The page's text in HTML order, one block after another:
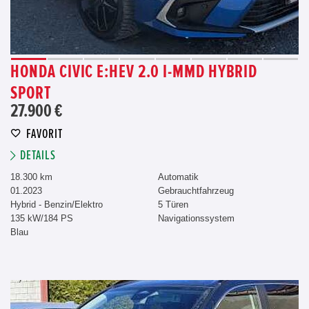
HONDA CIVIC E:HEV 2.0 I-MMD HYBRID
SPORT
27.900 €
FAVORIT
DETAILS
18.300 km
01.2023
Hybrid - Benzin/Elektro
135 kW/184 PS
Blau
Automatik
Gebrauchtfahrzeug
5 Türen
Navigationssystem